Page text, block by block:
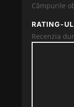
Câmpurile
RATING-
Recenzia